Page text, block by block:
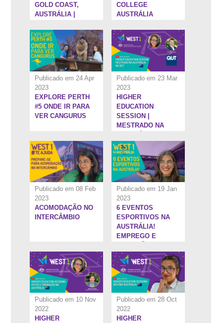
GOLD COAST,
AUSTRÁLIA |
EDICATION
SESSIONS
COLLEGE
AUSTRÁLIA
Publicado em 24 Apr
2023
EXPLORE PERTH
#5 ONDE IR PARA
VER CANGURUS
Publicado em 23 Mar
2023
HIGHER
EDUCATION
SESSION |
MESTRADO NA
QUT
Publicado em 08 Feb
2023
13:29''
ACOMODAÇÃO NO
INTERCÂMBIO
Publicado em 19 Jan
2023
6 EVENTOS
ESPORTIVOS NA
AUSTRÁLIA!
EMPREGO E
Publicado em 10 Nov
2022
1:1:14''
HIGHER
Publicado em 28 Oct
2022
1:31:32''
HIGHER